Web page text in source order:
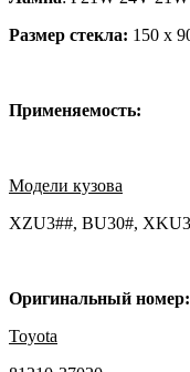
Размер стекла: 150 х
Применяемость:
Модели кузова
XZU3##, BU30#,
Оригинальный номер:
Toyota